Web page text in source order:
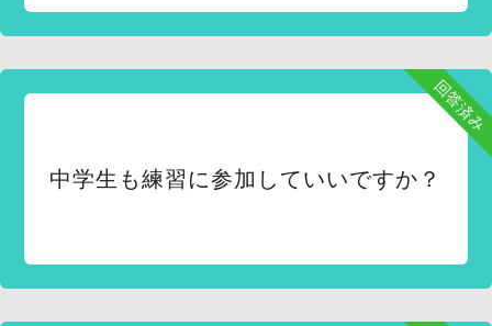
回答済み
中学生も練習に参加していいですか？